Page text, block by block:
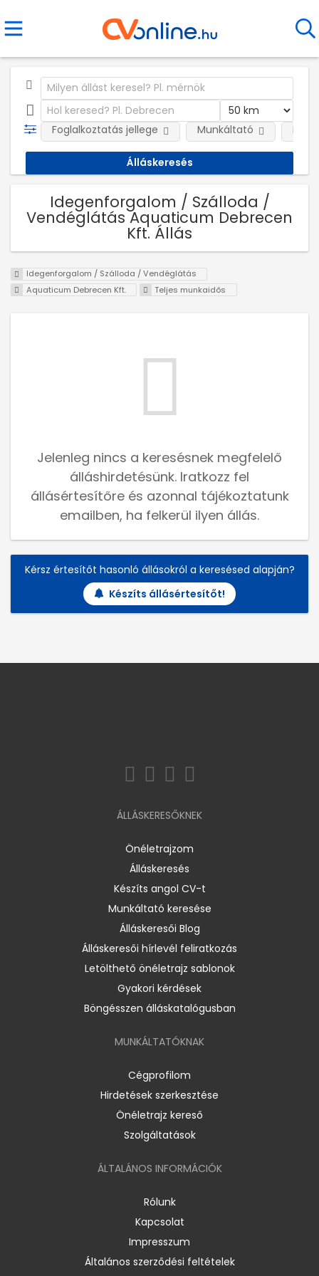
Foglalkoztatás jellege Munkáltató
Idegenforgalom / Szálloda /
Vendéglátás Aquaticum Debrecen
Kft. Állás
Idegenforgalom / Szálloda / Vendéglátás
Aquaticum Debrecen Kft.
Teljes munkaidős
Jelenleg nincs a keresésnek megfelelő
álláshirdetésünk. Iratkozz fel
állásértesítőre és azonnal tájékoztatunk
emailben, ha felkerül ilyen állás.
Kérsz értesítőt hasonló állásokról a keresésed alapján?
Készíts állásértesítőt!
ÁLLÁSKERESŐKNEK
Önéletrajzom
Álláskeresés
Készíts angol CV-t
Munkáltató keresése
Álláskeresői Blog
Álláskeresői hírlevél feliratkozás
Letölthető önéletrajz sablonok
Gyakori kérdések
Böngésszen álláskatalógusban
MUNKÁLTATÓKNAK
Cégprofilom
Hirdetések szerkesztése
Önéletrajz kereső
Szolgáltatások
ÁLTALÁNOS INFORMÁCIÓK
Rólunk
Kapcsolat
Impresszum
Általános szerződési feltételek